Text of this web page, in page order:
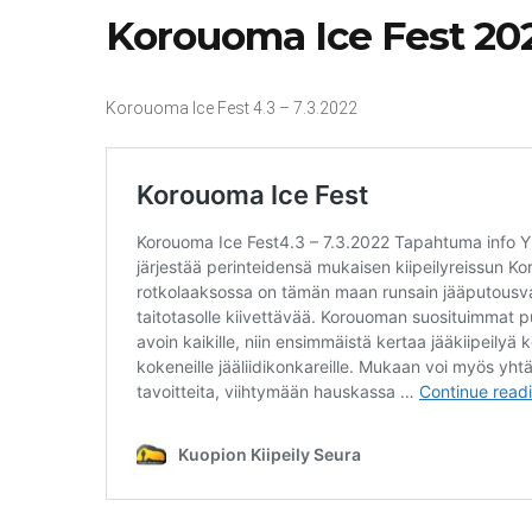
Korouoma Ice Fest
Korouoma Ice Fest 4.3 – 7.3.2022